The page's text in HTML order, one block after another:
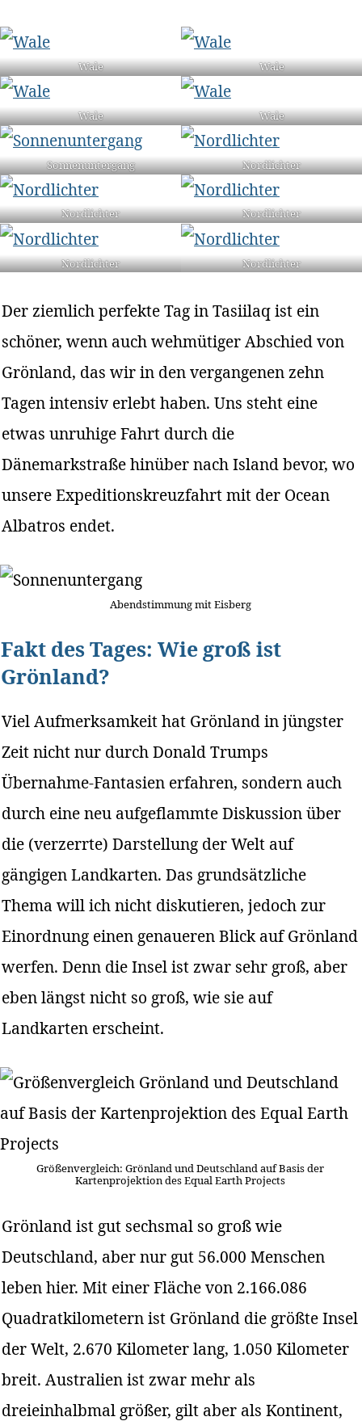
Wale Wale
Wale Wale
Sonnenuntergang Nordlichter
Nordlichter Nordlichter
Nordlichter Nordlichter
Der ziemlich perfekte Tag in Tasiilaq ist ein
schöner, wenn auch wehmütiger Abschied von
Grönland, das wir in den vergangenen zehn
Tagen intensiv erlebt haben. Uns steht eine
etwas unruhige Fahrt durch die
Dänemarkstraße hinüber nach Island bevor, wo
unsere Expeditionskreuzfahrt mit der Ocean
Albatros endet.
Abendstimmung mit Eisberg
Fakt des Tages: Wie groß ist
Grönland?
Viel Aufmerksamkeit hat Grönland in jüngster
Zeit nicht nur durch Donald Trumps
Übernahme-Fantasien erfahren, sondern auch
durch eine neu aufgeflammte Diskussion über
die (verzerrte) Darstellung der Welt auf
gängigen Landkarten. Das grundsätzliche
Thema will ich nicht diskutieren, jedoch zur
Einordnung einen genaueren Blick auf Grönland
werfen. Denn die Insel ist zwar sehr groß, aber
eben längst nicht so groß, wie sie auf
Landkarten erscheint.
Größenvergleich: Grönland und Deutschland auf Basis der
Kartenprojektion des Equal Earth Projects
Grönland ist gut sechsmal so groß wie
Deutschland, aber nur gut 56.000 Menschen
leben hier. Mit einer Fläche von 2.166.086
Quadratkilometern ist Grönland die größte Insel
der Welt, 2.670 Kilometer lang, 1.050 Kilometer
breit. Australien ist zwar mehr als
dreieinhalbmal größer, gilt aber als Kontinent,